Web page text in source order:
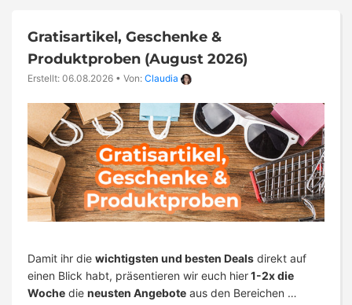
Gratisartikel, Geschenke &
Produktproben (August 2026)
Erstellt: 06.08.2026 • Von: Claudia
Damit ihr die wichtigsten und besten Deals direkt auf
einen Blick habt, präsentieren wir euch hier1-2x die
Woche die neusten Angebote aus den Bereichen …